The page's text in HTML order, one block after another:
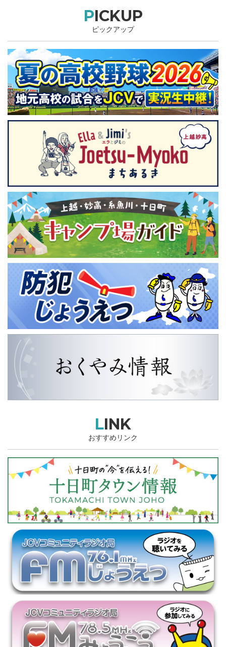
PICKUP
ピックアップ
LINK
おすすめリンク